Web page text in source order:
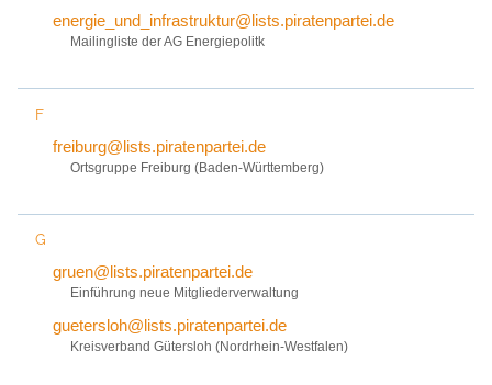
energie_und_infrastruktur@lists.piratenpartei.de
Mailingliste der AG Energiepolitk
F
freiburg@lists.piratenpartei.de
Ortsgruppe Freiburg (Baden-Württemberg)
G
gruen@lists.piratenpartei.de
Einführung neue Mitgliederverwaltung
guetersloh@lists.piratenpartei.de
Kreisverband Gütersloh (Nordrhein-Westfalen)